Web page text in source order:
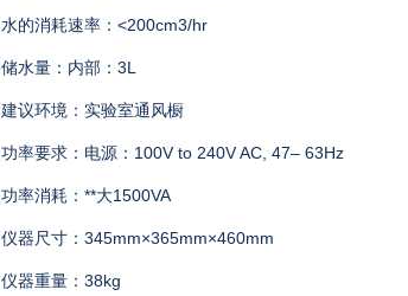
水的消耗速率： <200cm3/hr
储水量：内部： 3L
建议环境：实验室通风橱
功率要求：电源： 100V to 240V AC, 47– 63Hz
功率消耗： **大1500VA
仪器尺寸： 345mm×365mm×460mm
仪器重量： 38kg